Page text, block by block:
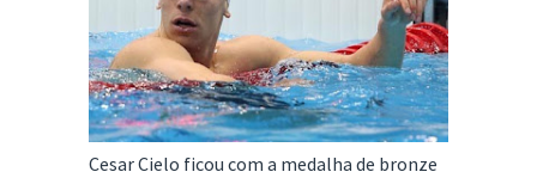
Cesar Cielo ficou com a medalha de bronze